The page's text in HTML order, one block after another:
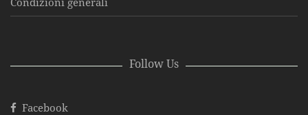
Follow Us
Facebook